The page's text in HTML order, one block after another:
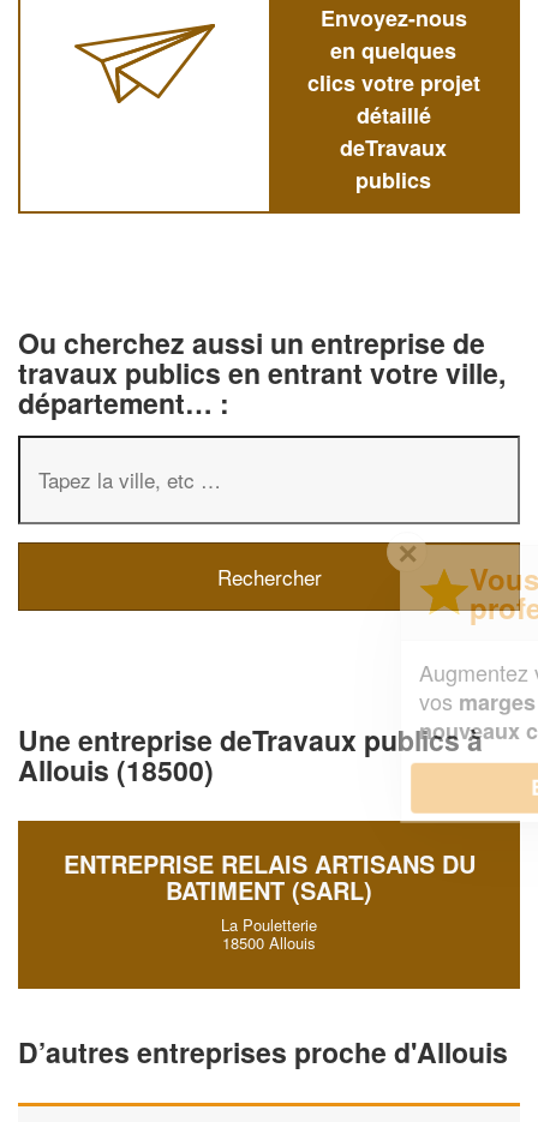
Envoyez-nous
en quelques
clics votre projet
détaillé
deTravaux
publics
Ou cherchez aussi un entreprise de
travaux publics en entrant votre ville,
département… :
Une entreprise deTravaux publics à
Allouis (18500)
ENTREPRISE RELAIS ARTISANS DU
BATIMENT (SARL)
La Pouletterie
18500 Allouis
D’autres entreprises proche d'Allouis
✕
Vous êtes un
professionnel ?
chiffre d'affaireset
tout en gagnant de
nouveaux clients!